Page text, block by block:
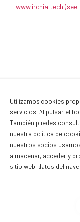
www.ironia.tech (see
Utilizamos cookies
servicios. Al pulsar el
También puedes
nuestra política de
nuestros socios
almacenar, acceder y
sitio web, datos del